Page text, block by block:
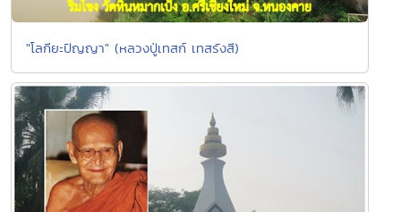
"โลกียะปัญญา" (หลวงปู่เทสก์ เทสรังสี)